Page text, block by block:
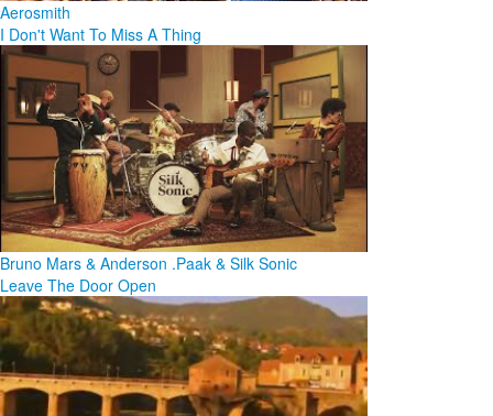
Aerosmith
I Don't Want To Miss A Thing
Bruno Mars & Anderson .Paak & Silk Sonic
Leave The Door Open